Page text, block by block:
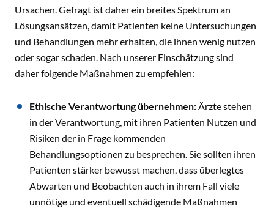
Ursachen. Gefragt ist daher ein breites Spektrum an
Lösungsansätzen, damit Patienten keine Untersuchungen
und Behandlungen mehr erhalten, die ihnen wenig nutzen
oder sogar schaden. Nach unserer Einschätzung sind
daher folgende Maßnahmen zu empfehlen:
Ethische Verantwortung übernehmen:Ärzte stehen
in der Verantwortung, mit ihren Patienten Nutzen und
Risiken der in Frage kommenden
Behandlungsoptionen zu besprechen. Sie sollten ihren
Patienten stärker bewusst machen, dass überlegtes
Abwarten und Beobachten auch in ihrem Fall viele
unnötige und eventuell schädigende Maßnahmen